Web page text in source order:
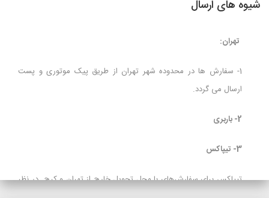
شیوه های ارسال
تهران:
1- سفارش ها در محدوده شهر تهران از طریق پیک موتوری و پست
ارسال می گردد.
2- باربری
3- تیپاکس
تیپاکس برای سفارش‌های با محل تحویل خارج از تهران و کرج در نظر